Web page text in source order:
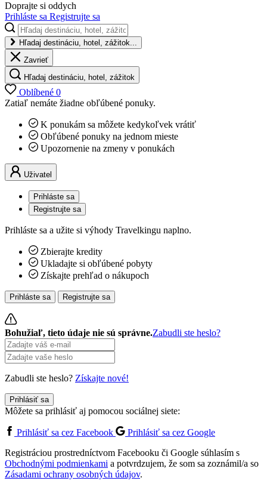
Doprajte si oddych
Prihláste sa Registrujte sa
Hľadaj destináciu, hotel, zážitok...
Zavrieť
Hľadaj destináciu, hotel, zážitok
Oblíbené 0
Zatiaľ nemáte žiadne obľúbené ponuky.
K ponukám sa môžete kedykoľvek vrátiť
Obľúbené ponuky na jednom mieste
Upozornenie na zmeny v ponukách
Uživatel
Prihláste sa
Registrujte sa
Prihláste sa a užite si výhody Travelkingu naplno.
Zbierajte kredity
Ukladajte si obľúbené pobyty
Získajte prehľad o nákupoch
Prihláste sa Registrujte sa
Bohužiaľ, tieto údaje nie sú správne.Zabudli ste heslo?
Zabudli ste heslo? Získajte nové!
Prihlásiť sa
Môžete sa prihlásiť aj pomocou sociálnej siete:
Prihlásiť sa cez Facebook
Prihlásiť sa cez Google
Registráciou prostredníctvom Facebooku či Google súhlasím s
Obchodnými podmienkami a potvrdzujem, že som sa zoznámil/a so
Zásadami ochrany osobných údajov.